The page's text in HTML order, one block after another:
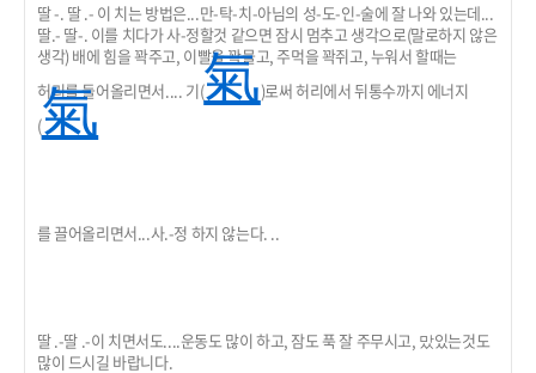
딸 -. 딸 .- 이 치는 방법은...만-탁-치-아님의 성-도-인-술에 잘 나와 있는데...
딸.- 딸-. 이를 치다가 사-정할것 같으면 잠시 멈추고 생각으로(말로하지 않은
생각) 배에 힘을 꽉주고, 이빨을 꽉물고, 주먹을 꽉쥐고, 누워서 할때는
허리를 들어올리면서.... 기(氣)로써 허리에서 뒤통수까지 에너지
(氣
를 끌어올리면서...사.-정 하지 않는다. ..
딸 .-딸 .-이 치면서도....운동도 많이 하고, 잠도 푹 잘 주무시고, 맜있는것도
많이 드시길 바랍니다.